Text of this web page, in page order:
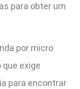
para obter um
por micro
exige
para encontrar